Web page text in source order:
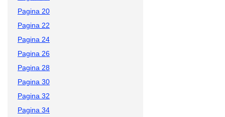
Pagina 20
Pagina 22
Pagina 24
Pagina 26
Pagina 28
Pagina 30
Pagina 32
Pagina 34